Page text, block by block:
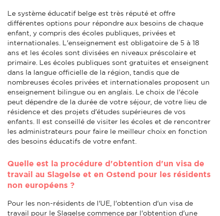
Le système éducatif belge est très réputé et offre
différentes options pour répondre aux besoins de chaque
enfant, y compris des écoles publiques, privées et
internationales. L'enseignement est obligatoire de 5 à 18
ans et les écoles sont divisées en niveaux préscolaire et
primaire. Les écoles publiques sont gratuites et enseignent
dans la langue officielle de la région, tandis que de
nombreuses écoles privées et internationales proposent un
enseignement bilingue ou en anglais. Le choix de l'école
peut dépendre de la durée de votre séjour, de votre lieu de
résidence et des projets d'études supérieures de vos
enfants. Il est conseillé de visiter les écoles et de rencontrer
les administrateurs pour faire le meilleur choix en fonction
des besoins éducatifs de votre enfant.
Quelle est la procédure d'obtention d'un visa de
travail au Slagelse et en Ostend pour les résidents
non européens ?
Pour les non-résidents de l'UE, l'obtention d'un visa de
travail pour le Slagelse commence par l'obtention d'une